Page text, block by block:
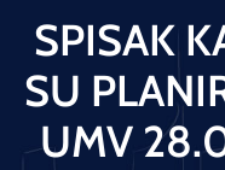
SPISAK
SU
UMV